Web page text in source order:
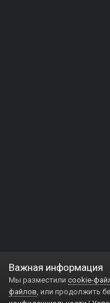
Важная информация
Мы разместили cookie-
файлов, или продолжить